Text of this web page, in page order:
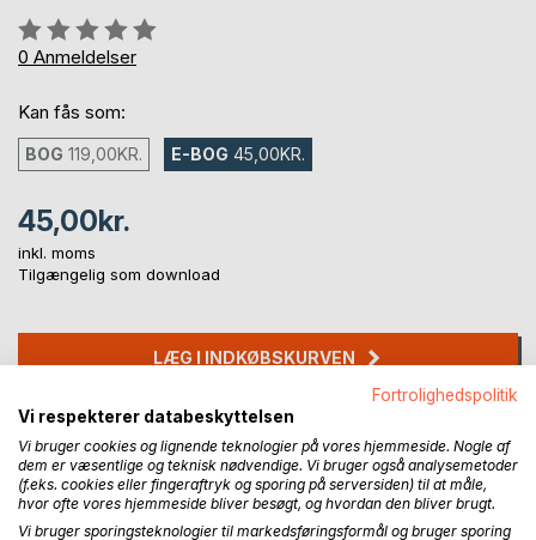
Anmeldelse::
0%
0 Anmeldelser
Kan fås som:
BOG 119,00KR. E-BOG 45,00KR.
45,00kr.
inkl. moms
Tilgængelig som download
LÆG I INDKØBSKURVEN
Føj til ønskeliste
Anmeld titel
Fortrolighedspolitik
Vi respekterer databeskyttelsen
Vi bruger cookies og lignende teknologier på vores hjemmeside. Nogle af
dem er væsentlige og teknisk nødvendige. Vi bruger også analysemetoder
(f.eks. cookies eller fingeraftryk og sporing på serversiden) til at måle,
hvor ofte vores hjemmeside bliver besøgt, og hvordan den bliver brugt.
Vi bruger sporingsteknologier til markedsføringsformål og bruger sporing